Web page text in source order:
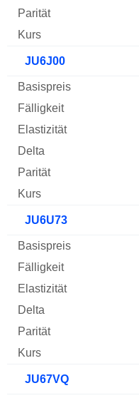
JU6J00
JU6U73
JU67VQ